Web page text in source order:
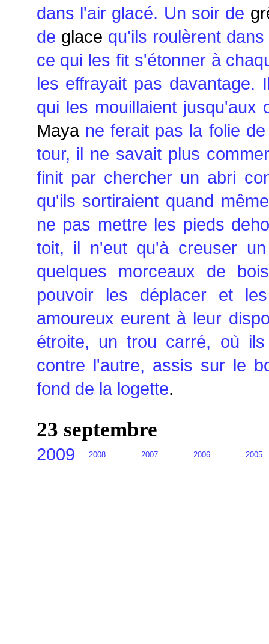
dans l'air glacé. Un soir de
de glace qu'ils roulèrent
ce qui les fit s'étonner à
les effrayait pas davantage.
qui les mouillaient jusqu'aux
Mayane ferait pas la folie
tour, il ne savait plus
finit par chercher un abri
qu'ils sortiraient quand
ne pas mettre les pieds
toit, il n'eut qu'à creuser
quelques morceaux de
pouvoir les déplacer et
amoureux eurent à leur
étroite, un trou carré, où
contre l'autre, assis sur le
fond de la logette.
23 septembre
2009 2008 2007 2006 2005